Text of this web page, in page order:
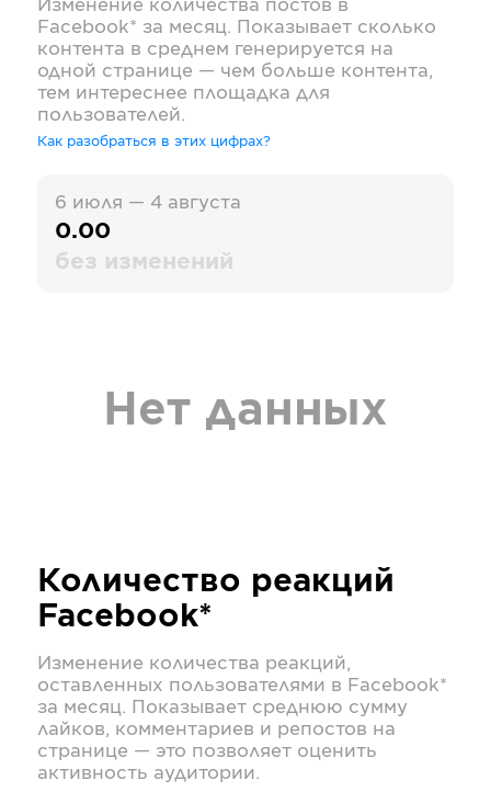
Изменение количества постов в
Facebook* за месяц. Показывает сколько
контента в среднем генерируется на
одной странице — чем больше контента,
тем интереснее площадка для
пользователей.
Как разобраться в этих цифрах?
6 июля — 4 августа
0.00
без изменений
Нет данных
Количество реакций
Facebook*
Изменение количества реакций,
оставленных пользователями в Facebook*
за месяц. Показывает среднюю сумму
лайков, комментариев и репостов на
странице — это позволяет оценить
активность аудитории.